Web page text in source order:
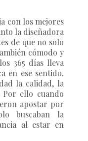
con los mejores
la diseñadora
de que no solo
cómodo y
365 días lleva
en ese sentido.
la calidad, la
ello cuando
apostar por
buscaban la
al estar en